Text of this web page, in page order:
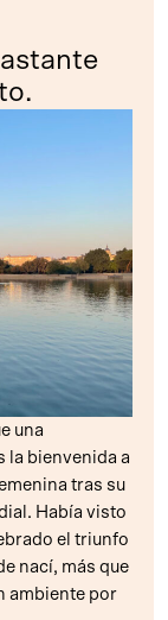
una
la bienvenida a
tras su
Había visto
el triunfo
nací, más que
ambiente por